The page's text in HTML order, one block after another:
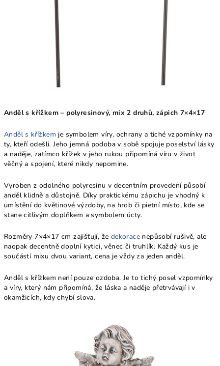
Anděl s křížkem – polyresinový, mix 2 druhů, zápich 7×4×17
Anděl s křížkem je symbolem víry, ochrany a tiché vzpomínky na
ty, kteří odešli. Jeho jemná podoba v sobě spojuje poselství lásky
a naděje, zatímco křížek v jeho rukou připomíná víru v život
věčný a spojení, které nikdy nepomine.
Vyroben z odolného polyresinu v decentním provedení působí
anděl klidně a důstojně. Díky praktickému zápichu je vhodný k
umístění do květinové výzdoby, na hrob či pietní místo, kde se
stane citlivým doplňkem a symbolem úcty.
Rozměry 7×4×17 cm zajišťují, že dekorace nepůsobí rušivě, ale
naopak decentně doplní kytici, věnec či truhlík. Každý kus je
součástí mixu dvou variant, cena je vždy za jeden anděl.
Anděl s křížkem není pouze ozdoba. Je to tichý posel vzpomínky
a víry, který nám připomíná, že láska a naděje přetrvávají i v
okamžicích, kdy chybí slova.